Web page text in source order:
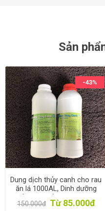
Sản
-43%
Dung dịch thủy canh cho rau
ăn lá 1000AL, Dinh dưỡng
thủy canh trồng rau 1l * 2,
Phân bón thủy sinh
150.000đ Từ 85.000đ